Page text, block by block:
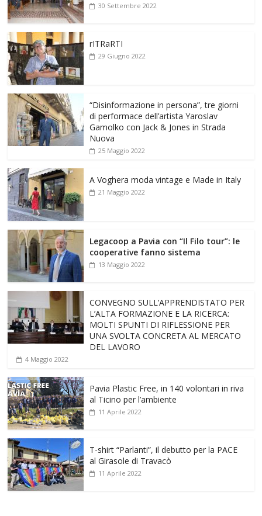
30 Settembre 2022
rITRaRTI
29 Giugno 2022
“Disinformazione in persona”, tre giorni
di performace dell’artista Yaroslav
Gamolko con Jack & Jones in Strada
Nuova
25 Maggio 2022
A Voghera moda vintage e Made in Italy
21 Maggio 2022
Legacoop a Pavia con “Il Filo tour”: le
cooperative fanno sistema
13 Maggio 2022
CONVEGNO SULL’APPRENDISTATO PER
L’ALTA FORMAZIONE E LA RICERCA:
MOLTI SPUNTI DI RIFLESSIONE PER
UNA SVOLTA CONCRETA AL MERCATO
DEL LAVORO
4 Maggio 2022
Pavia Plastic Free, in 140 volontari in riva
al Ticino per l’ambiente
11 Aprile 2022
T-shirt “Parlanti”, il debutto per la PACE
al Girasole di Travacò
11 Aprile 2022